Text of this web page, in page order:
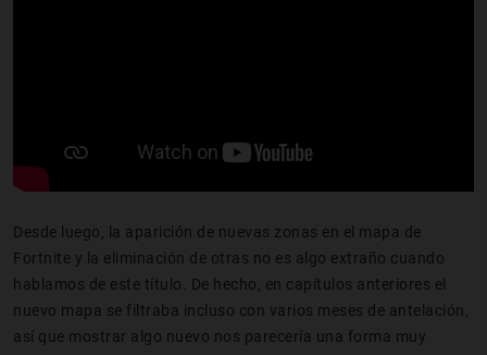
Desde luego, la aparición de nuevas zonas en el mapa de
Fortnite y la eliminación de otras no es algo extraño cuando
hablamos de este título. De hecho, en capítulos anteriores el
nuevo mapa se filtraba incluso con varios meses de antelación,
así que mostrar algo nuevo nos parecería una forma muy